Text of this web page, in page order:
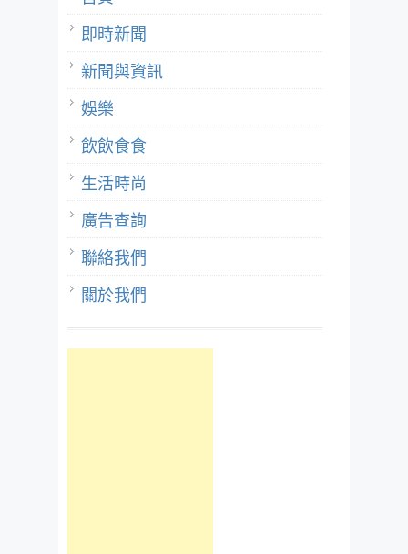
即時新聞
新聞與資訊
娛樂
飲飲食食
生活時尚
廣告查詢
聯絡我們
關於我們